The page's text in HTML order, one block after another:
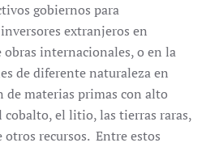
gobiernos para
extranjeros en
internacionales, o en la
de diferente naturaleza en
de materias primas con alto
cobalto, el litio, las tierras raras,
recursos. Entre estos